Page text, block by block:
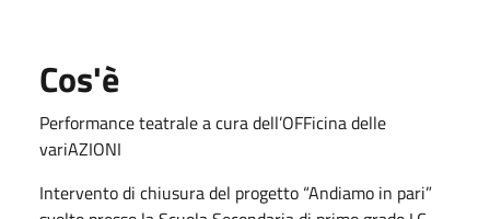
Cos'è
Performance teatrale a cura dell’OFFicina delle
variAZIONI
Intervento di chiusura del progetto “Andiamo in pari”